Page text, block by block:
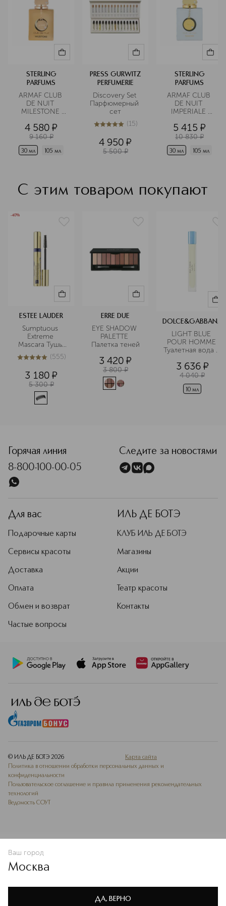
Политике конфиденциальности
STERLING
PARFUMS
ARMAF CLUB
DE NUIT
MILESTONE
вода
4 580 ¤
9 160 ¤
30 мл 105 мл
PRESS GURWITZ
PERFUMERIE
Discovery Set
Парфюмерный
сет
5из 515 (15)
4 950 ¤
5 500 ¤
STERLING
PARFUMS
ARMAF CLUB
DE NUIT
IMPERIALE
вода
5 415 ¤
10 830 ¤
30 мл 105 мл
С этим товаром покупают
-40%
ESTEE LAUDER
Sumptuous
Extreme
Mascara Тушь
для ресниц
4.9из5555 (555)
3 180 ¤
5 300 ¤
ERRE DUE
EYE SHADOW
PALETTE
Палетка теней
3 420 ¤
3 800 ¤
DOLCE&GABBANA
LIGHT BLUE
POUR HOMME
Туалетная вода в
формате
3 636 ¤
4 040 ¤
10 мл
В КОРЗИНУ
Горячая линия
8-800-100-00-05
Следите за новостями
Для вас
Подарочные карты
Сервисы красоты
Доставка
Оплата
Обмен и возврат
Частые вопросы
ИЛЬ ДЕ БОТЭ
КЛУБ ИЛЬ ДЕ БОТЭ
Магазины
Акции
Театр красоты
Контакты
© ИЛЬ ДЕ БОТЭ 2026
Карта сайта
Политика в отношении обработки персональных данных и
конфиденциальности
Пользовательское соглашение и правила применения рекомендательных
технологий
Ведомость СОУТ
Ваш город
Москва
ДА, ВЕРНО